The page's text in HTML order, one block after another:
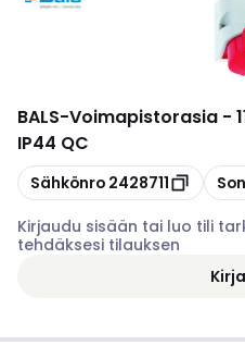
BALS-Voimapistorasia -
IP44 QC
Kopioi
Sähkönro 2428711
Kirjaudu sisään tai luo tili
tehdäksesi tilauksen